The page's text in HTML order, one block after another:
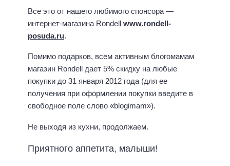
Все это от нашего любимого спонсора —
интернет-магазина Rondell www.rondell-
posuda.ru.
Помимо подарков, всем активным блогомамам
магазин Rondell дает 5% скидку на любые
покупки до 31 января 2012 года (для ее
получения при оформлении покупки введите в
свободное поле слово «blogimam»).
Не выходя из кухни, продолжаем.
Приятного аппетита, малыши!